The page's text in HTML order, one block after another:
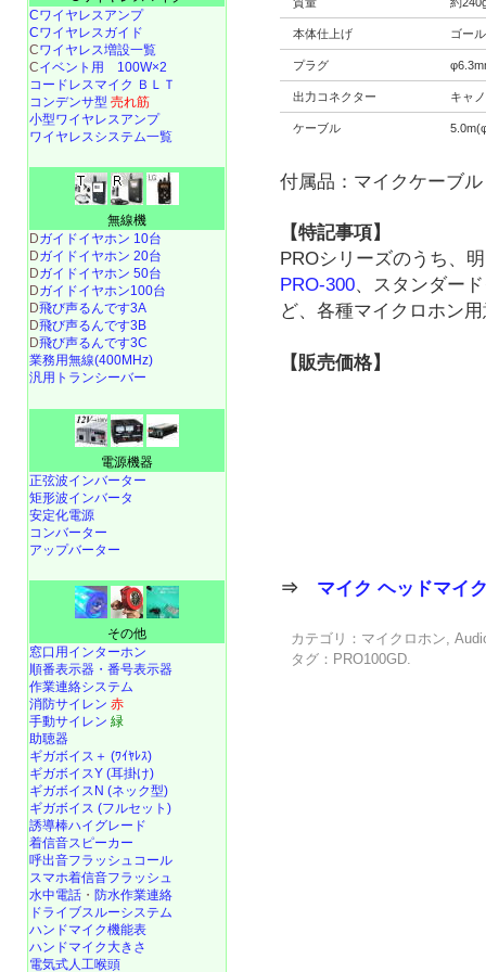
本体仕上げ ゴー
プラグ
出力コネクター キャ
ケーブル
付属品：マイクケーブル
【特記事項】
PROシリーズのうち、
PRO-300、スタンダー
ど、各種マイクロホン
【販売価格】
⇒ マイク ヘッドマイ
カテゴリ： マイクロホン,
タグ： PRO100GD.
Cワイヤレスアンプ
Cワイヤレスガイド
Cワイヤレス増設一覧
Cイベント用 100W×2
コードレスマイク ＢＬＴ
コンデンサ型 売れ筋
小型ワイヤレスアンプ
ワイヤレスシステム一覧
無線機
Dガイドイヤホン 10台
Dガイドイヤホン 20台
Dガイドイヤホン 50台
Dガイドイヤホン100台
D飛び声るんです3A
D飛び声るんです3B
D飛び声るんです3C
業務用無線(400MHz)
汎用トランシーバー
電源機器
正弦波インバーター
矩形波インバータ
安定化電源
コンバーター
アップバーター
その他
窓口用インターホン
順番表示器・番号表示器
作業連絡システム
消防サイレン 赤
手動サイレン 緑
助聴器
ギガボイス＋ (ﾜｲﾔﾚｽ)
ギガボイスY (耳掛け)
ギガボイスN (ネック型)
ギガボイス (フルセット)
誘導棒ハイグレード
着信音スピーカー
呼出音フラッシュコール
スマホ着信音フラッシュ
水中電話 ・ 防水作業連絡
ドライブスルーシステム
ハンドマイク機能表
ハンドマイク大きさ
電気式人工喉頭